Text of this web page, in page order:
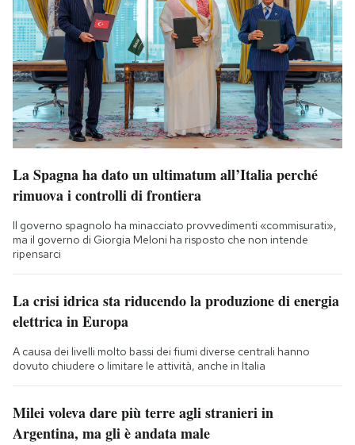
La Spagna ha dato un ultimatum all’Italia perché
rimuova i controlli di frontiera
Il governo spagnolo ha minacciato provvedimenti «commisurati»,
ma il governo di Giorgia Meloni ha risposto che non intende
ripensarci
La crisi idrica sta riducendo la produzione di energia
elettrica in Europa
A causa dei livelli molto bassi dei fiumi diverse centrali hanno
dovuto chiudere o limitare le attività, anche in Italia
Milei voleva dare più terre agli stranieri in
Argentina, ma gli è andata male